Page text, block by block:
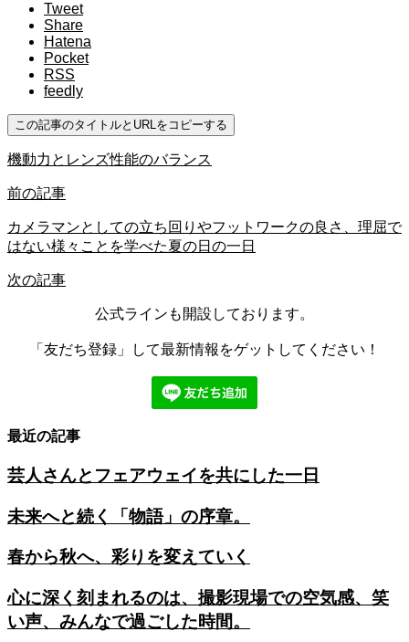
Tweet
Share
Hatena
Pocket
RSS
feedly
この記事のタイトルとURLをコピーする
機動力とレンズ性能のバランス
前の記事
カメラマンとしての立ち回りやフットワークの良さ、理屈で
はない様々ことを学べた夏の日の一日
次の記事
公式ラインも開設しております。
「友だち登録」して最新情報をゲットしてください！
最近の記事
芸人さんとフェアウェイを共にした一日
未来へと続く「物語」の序章。
春から秋へ、彩りを変えていく
心に深く刻まれるのは、撮影現場での空気感、笑
い声、みんなで過ごした時間。